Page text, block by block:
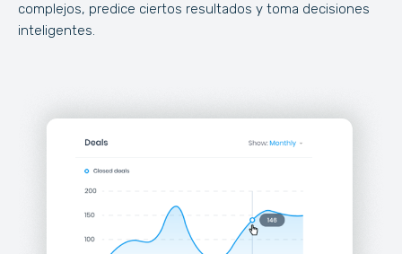
complejos, predice ciertos resultados y toma decisiones
inteligentes.